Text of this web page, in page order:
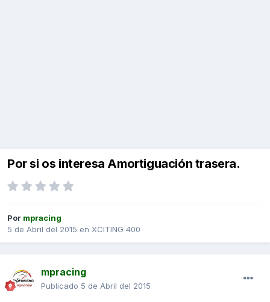
Por si os interesa Amortiguación trasera.
Por mpracing
5 de Abril del 2015 en XCITING 400
mpracing
Publicado 5 de Abril del 2015